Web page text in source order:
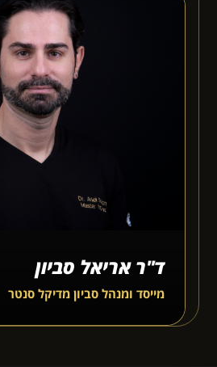
ד"ר אריאל סביון
מייסד ומנהל סביון מדיקל סנטר